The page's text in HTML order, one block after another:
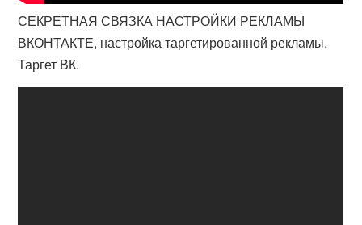
СЕКРЕТНАЯ СВЯЗКА НАСТРОЙКИ РЕКЛАМЫ
ВКОНТАКТЕ, настройка таргетированной рекламы.
Таргет ВК.